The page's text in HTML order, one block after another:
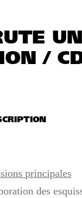
/
principales
des